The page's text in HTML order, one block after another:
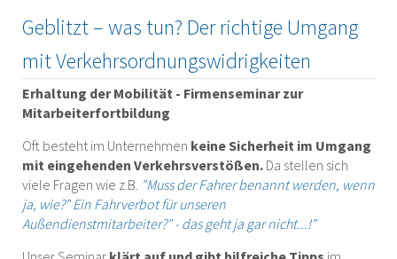
Geblitzt – was tun? Der richtige Umgang
mit Verkehrsordnungswidrigkeiten
Erhaltung der Mobilität - Firmenseminar zur
Mitarbeiterfortbildung
Oft besteht im Unternehmen keine Sicherheit im Umgang
mit eingehenden Verkehrsverstößen. Da stellen sich
viele Fragen wie z.B. "Muss der Fahrer benannt werden, wenn
ja, wie?" Ein Fahrverbot für unseren
Außendienstmitarbeiter?" - das geht ja gar nicht...!"